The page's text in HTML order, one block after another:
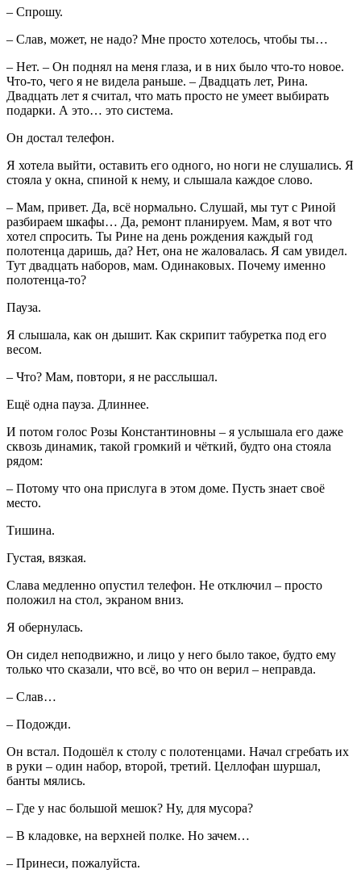
– Спрошу.
– Слав, может, не надо? Мне просто хотелось, чтобы ты…
– Нет. – Он поднял на меня глаза, и в них было что-то новое.
Что-то, чего я не видела раньше. – Двадцать лет, Рина.
Двадцать лет я считал, что мать просто не умеет выбирать
подарки. А это… это система.
Он достал телефон.
Я хотела выйти, оставить его одного, но ноги не слушались. Я
стояла у окна, спиной к нему, и слышала каждое слово.
– Мам, привет. Да, всё нормально. Слушай, мы тут с Риной
разбираем шкафы… Да, ремонт планируем. Мам, я вот что
хотел спросить. Ты Рине на день рождения каждый год
полотенца даришь, да? Нет, она не жаловалась. Я сам увидел.
Тут двадцать наборов, мам. Одинаковых. Почему именно
полотенца-то?
Пауза.
Я слышала, как он дышит. Как скрипит табуретка под его
весом.
– Что? Мам, повтори, я не расслышал.
Ещё одна пауза. Длиннее.
И потом голос Розы Константиновны – я услышала его даже
сквозь динамик, такой громкий и чёткий, будто она стояла
рядом:
– Потому что она прислуга в этом доме. Пусть знает своё
место.
Тишина.
Густая, вязкая.
Слава медленно опустил телефон. Не отключил – просто
положил на стол, экраном вниз.
Я обернулась.
Он сидел неподвижно, и лицо у него было такое, будто ему
только что сказали, что всё, во что он верил – неправда.
– Слав…
– Подожди.
Он встал. Подошёл к столу с полотенцами. Начал сгребать их
в руки – один набор, второй, третий. Целлофан шуршал,
банты мялись.
– Где у нас большой мешок? Ну, для мусора?
– В кладовке, на верхней полке. Но зачем…
– Принеси, пожалуйста.